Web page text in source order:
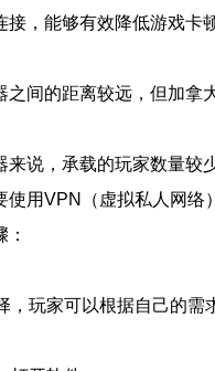
，能够有效降低游戏卡
间的距离较远，但加拿
说，承载的玩家数量较
用VPN（虚拟私人网
玩家可以根据自己的需